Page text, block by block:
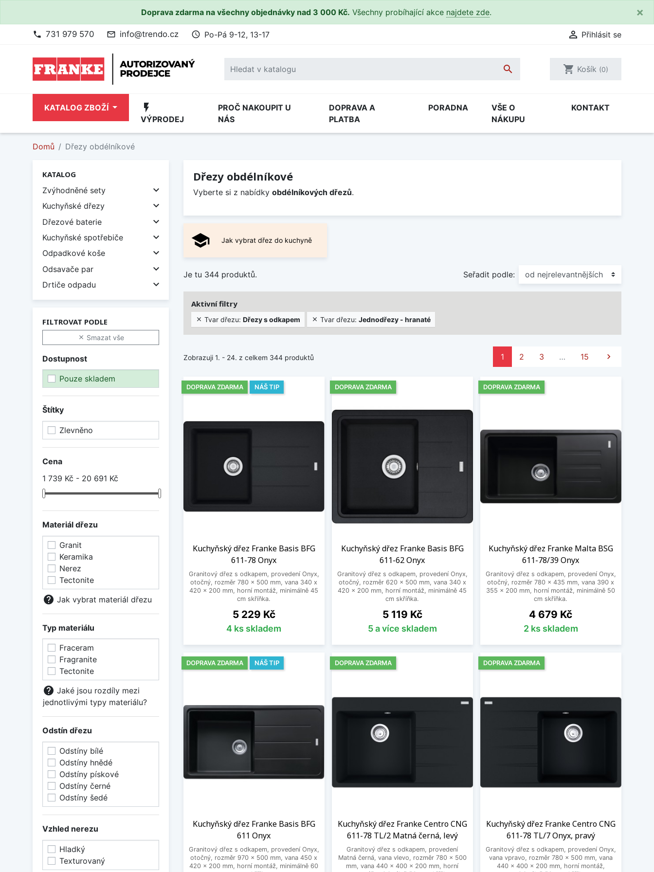
Doprava zdarma na všechny objednávky nad 3 000 Kč. Všechny probíhající akce najdete zde. ×
phone 731 979 570 mail_outline info@trendo.cz access_time Po-Pá 9-12, 13-17  Přihlásit se
 shopping_cart Košík (0)
KATALOG ZBOŽÍ flash_on
VÝPRODEJ
PROČ NAKOUPIT U
NÁS
DOPRAVA A
PLATBA
PORADNA
VŠE O
NÁKUPU
KONTAKT
Domů Dřezy obdélníkové
KATALOG
Zvýhodněné sety

Kuchyňské dřezy 
Dřezové baterie 
Kuchyňské spotřebiče 
Odpadkové koše 
Odsavače par 
Drtiče odpadu 
FILTROVAT PODLE
 Smazat vše
Dostupnost
Pouze skladem
Štítky
Zlevněno
Cena
1 739 Kč - 20 691 Kč
Materiál dřezu
Granit
Keramika
Nerez
Tectonite
help Jak vybrat materiál dřezu
Typ materiálu
Fraceram
Fragranite
Tectonite
help Jaké jsou rozdíly mezi
jednotlivými typy materiálu?
Odstín dřezu
Odstíny bílé
Odstíny hnědé
Odstíny pískové
Odstíny černé
Odstíny šedé
Vzhled nerezu
Hladký
Texturovaný
Dřezy obdélníkové
Vyberte si z nabídky obdélníkových dřezů.
school Jak vybrat dřez do kuchyně
Je tu 344 produktů. Seřadit podle:
Aktivní filtry
 Tvar dřezu: Dřezy s odkapem  Tvar dřezu: Jednodřezy - hranaté
Zobrazuji 1. - 24. z celkem 344 produktů 1 2 3 … 15 Další

Kuchyňský dřez Franke Basis BFG
611-78 Onyx
Granitový dřez s odkapem, provedení Onyx,
otočný, rozměr 780 x 500 mm, vana 340 x
420 x 200 mm, horní montáž, minimálně 45
cm skříňka.
Cena
5 229 Kč
4 ks skladem
DOPRAVA ZDARMA NÁŠ TIP
Kuchyňský dřez Franke Basis BFG
611-62 Onyx
Granitový dřez s odkapem, provedení Onyx,
otočný, rozměr 620 x 500 mm, vana 340 x
420 x 200 mm, horní montáž, minimálně 45
cm skříňka.
Cena
5 119 Kč
5 a více skladem
DOPRAVA ZDARMA
Kuchyňský dřez Franke Malta BSG
611-78/39 Onyx
Granitový dřez s odkapem, provedení Onyx,
otočný, rozměr 780 x 435 mm, vana 390 x
355 x 200 mm, horní montáž, minimálně 50
cm skříňka.
Cena
4 679 Kč
2 ks skladem
DOPRAVA ZDARMA
Kuchyňský dřez Franke Basis BFG
611 Onyx
Granitový dřez s odkapem, provedení Onyx,
otočný, rozměr 970 x 500 mm, vana 450 x
420 x 200 mm, horní montáž, minimálně 60
DOPRAVA ZDARMA NÁŠ TIP
Kuchyňský dřez Franke Centro CNG
611-78 TL/2 Matná černá, levý
Granitový dřez s odkapem, provedení
Matná černá, vana vlevo, rozměr 780 x 500
mm, vana 440 x 400 x 200 mm, horní
DOPRAVA ZDARMA
Kuchyňský dřez Franke Centro CNG
611-78 TL/7 Onyx, pravý
Granitový dřez s odkapem, provedení Onyx,
vana vpravo, rozměr 780 x 500 mm, vana
440 x 400 x 200 mm, horní montáž,
DOPRAVA ZDARMA